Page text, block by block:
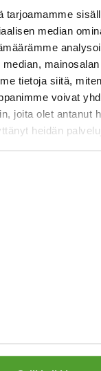
tarjoamamme
median
tietoja siitä,
voivat
joita olet antanut
heidän
se määräytyy